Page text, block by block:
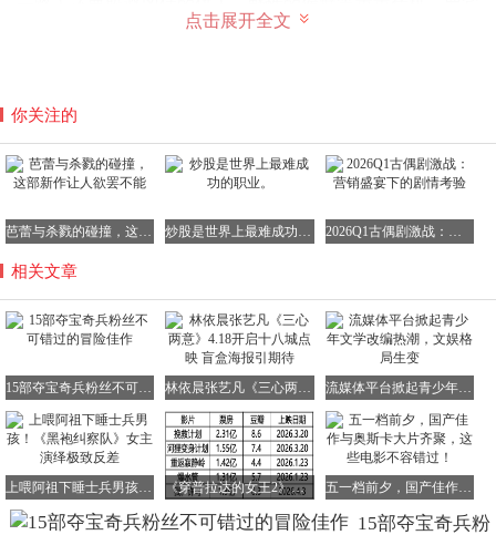
·威廉姆斯以其温柔又跳脱的魅力，搭配年少的克尔斯滕·邓
《印加秘宝》（1954）
只要看过这部1954年的经典冒险片，就不难发现它与《夺宝
奇兵》之间的深厚渊源。男主由查尔顿·赫斯顿饰演，他一
几乎就是印第安纳·琼斯的雏形。他孤身深入秘鲁秘境，追
寻失落的印加远古宝藏。据徽声在线了解，《法柜奇兵》的
主创团队曾集体观摩本片，这部老片对夺宝奇兵系列的启
发，由此可见一斑。
《国家宝藏》（2004）
（配图：尼古拉斯·凯奇探秘古老雕像）
点击展开全文
你关注的
芭蕾与杀戮的碰撞，这部新作让人欲罢不能 炒股是世界上最难成功的职业。 2026Q1古偶剧激战：营销盛宴下的剧情考验
相关文章
15部夺宝奇兵粉丝不可错过的冒险佳作 林依晨张艺凡《三心两意》4.18开启十八城点映 盲盒海报引期待 流媒体平台掀起青少年文学改编热潮，文娱格局生变
上喂阿祖下睡士兵男孩！《黑袍纠察队》女主演绎极致反差 《穿普拉达的女王2》热度飙升，或成五一档黑马 五一档前夕，国产佳作与奥斯卡大片齐聚，这些电影不容错过！
15部夺宝奇兵粉